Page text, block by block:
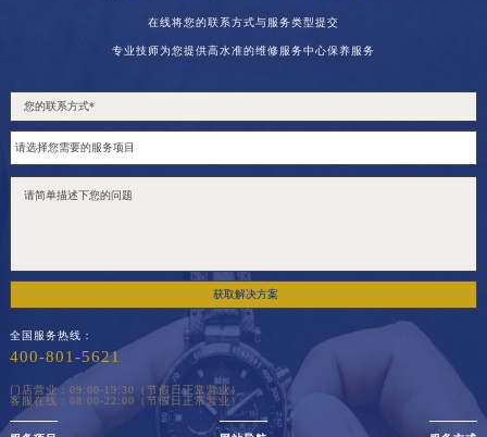
在线将您的联系方式与服务类型提交
专业技师为您提供高水准的维修服务中心保养服务
获取解决方案
全国服务热线：
400-801-5621
门店营业：09:00-19:30（节假日正常营业）
客服在线：08:00-22:00（节假日正常营业）